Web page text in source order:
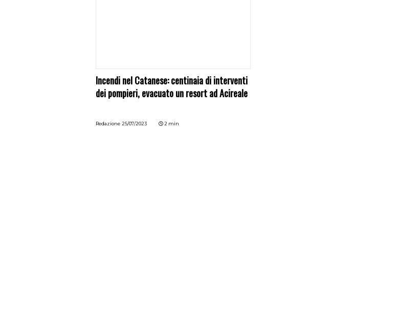
Incendi nel Catanese: centinaia di interventi
dei pompieri, evacuato un resort ad Acireale
Redazione 25/07/2023 2 min